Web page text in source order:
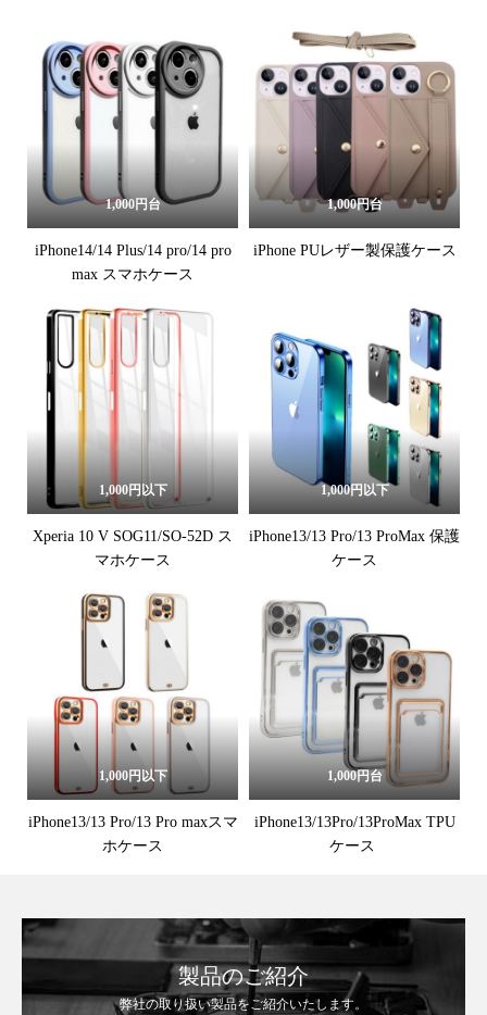
1,000円台
iPhone14/14 Plus/14 pro/14 pro
max スマホケース
1,000円台
iPhone PUレザー製保護ケース
1,000円以下
Xperia 10 V SOG11/SO-52D ス
マホケース
1,000円以下
iPhone13/13 Pro/13 ProMax 保護
ケース
1,000円以下
iPhone13/13 Pro/13 Pro maxスマ
ホケース
1,000円台
iPhone13/13Pro/13ProMax TPU
ケース
製品のご紹介
弊社の取り扱い製品をご紹介いたします。